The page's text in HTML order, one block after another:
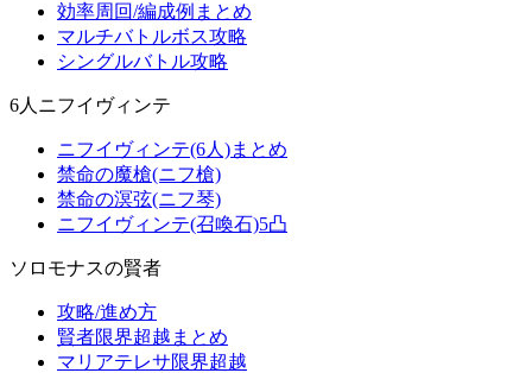
効率周回/編成例まとめ
マルチバトルボス攻略
シングルバトル攻略
6人ニフイヴィンテ
ニフイヴィンテ(6人)まとめ
禁命の魔槍(ニフ槍)
禁命の溟弦(ニフ琴)
ニフイヴィンテ(召喚石)5凸
ソロモナスの賢者
攻略/進め方
賢者限界超越まとめ
マリアテレサ限界超越